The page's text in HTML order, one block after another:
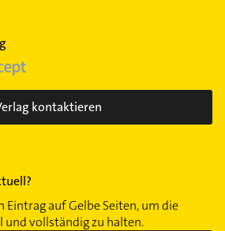
kontaktieren
Eintrag auf Gelbe Seiten, um die
vollständig zu halten.